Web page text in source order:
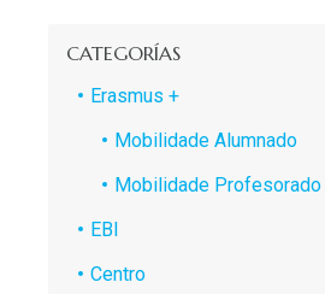
CATEGORÍAS
Erasmus +
Mobilidade Alumnado
Mobilidade Profesorado
EBI
Centro